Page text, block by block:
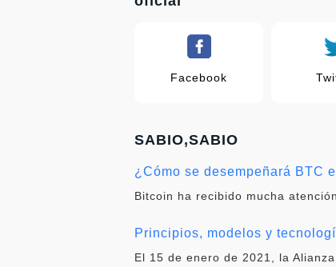
Facebook
SABIO,SABIO
¿Cómo se desempeñará BTC
Bitcoin ha recibido mucha
Principios, modelos y
El 15 de enero de 2021, la